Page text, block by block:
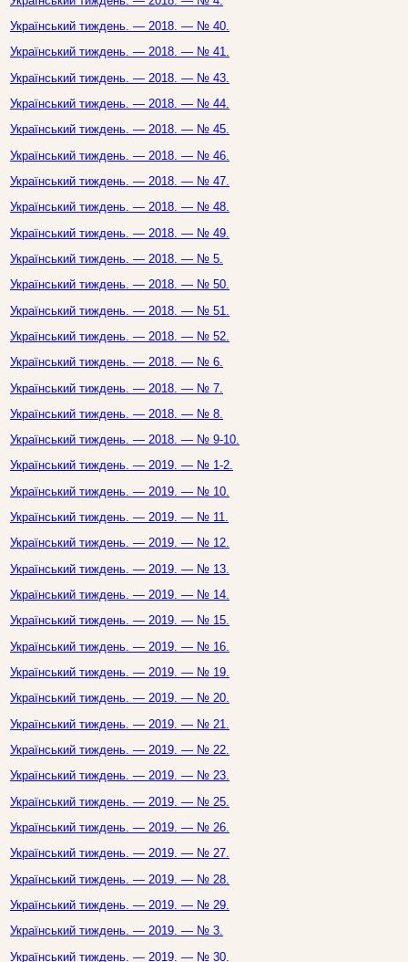
Український тиждень. — 2018. — № 40.
Український тиждень. — 2018. — № 41.
Український тиждень. — 2018. — № 43.
Український тиждень. — 2018. — № 44.
Український тиждень. — 2018. — № 45.
Український тиждень. — 2018. — № 46.
Український тиждень. — 2018. — № 47.
Український тиждень. — 2018. — № 48.
Український тиждень. — 2018. — № 49.
Український тиждень. — 2018. — № 5.
Український тиждень. — 2018. — № 50.
Український тиждень. — 2018. — № 51.
Український тиждень. — 2018. — № 52.
Український тиждень. — 2018. — № 6.
Український тиждень. — 2018. — № 7.
Український тиждень. — 2018. — № 8.
Український тиждень. — 2018. — № 9-10.
Український тиждень. — 2019. — № 1-2.
Український тиждень. — 2019. — № 10.
Український тиждень. — 2019. — № 11.
Український тиждень. — 2019. — № 12.
Український тиждень. — 2019. — № 13.
Український тиждень. — 2019. — № 14.
Український тиждень. — 2019. — № 15.
Український тиждень. — 2019. — № 16.
Український тиждень. — 2019. — № 19.
Український тиждень. — 2019. — № 20.
Український тиждень. — 2019. — № 21.
Український тиждень. — 2019. — № 22.
Український тиждень. — 2019. — № 23.
Український тиждень. — 2019. — № 25.
Український тиждень. — 2019. — № 26.
Український тиждень. — 2019. — № 27.
Український тиждень. — 2019. — № 28.
Український тиждень. — 2019. — № 29.
Український тиждень. — 2019. — № 3.
Український тиждень. — 2019. — № 30.